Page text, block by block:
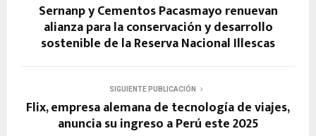
Sernanp y Cementos Pacasmayo renuevan
alianza para la conservación y desarrollo
sostenible de la Reserva Nacional Illescas
SIGUIENTE PUBLICACIÓN
Flix, empresa alemana de tecnología de viajes,
anuncia su ingreso a Perú este 2025